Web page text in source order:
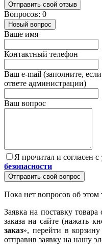
Отправить свой отзыв
Вопросов: 0
Новый вопрос
Ваше имя
Контактный телефон
Ваш e-mail (заполните,
ответе администрации)
Ваш вопрос
Я прочитал и согласен с
безопасности
Отправить свой вопрос
Пока нет вопросов об этом
Заявка на поставку
заказа на сайте (нажать
заказ», перейти в
отправив заявку на нашу